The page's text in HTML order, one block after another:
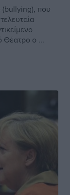
(bullying), που
Θέατρο ο ...